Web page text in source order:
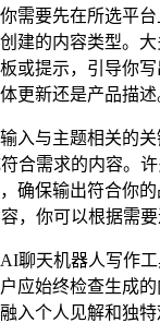
需要先在所选平
建的内容类型。
或提示，引导你
更新还是产品描述
入与主题相关的
合需求的内容。
确保输出符合你
，你可以根据需要
聊天机器人写作
应始终检查生成
入个人见解和独